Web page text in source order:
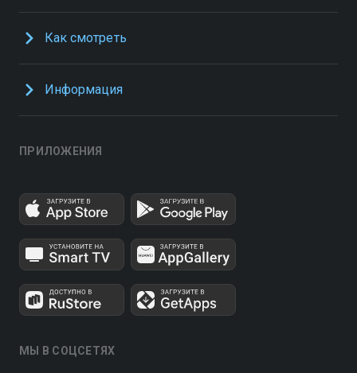
Как смотреть
Информация
ПРИЛОЖЕНИЯ
МЫ В СОЦСЕТЯХ